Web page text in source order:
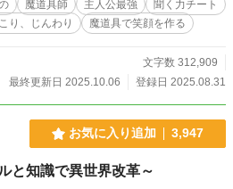
魔道具師 主人公最強
聞く力チート
り、じんわり 魔道具で笑顔を作る
文字数 312,909
最終更新日 2025.10.06
登録日 2025.08.31
お気に入り追加 3,947
と知識で異世界改革～